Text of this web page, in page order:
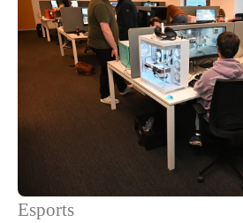
Esports